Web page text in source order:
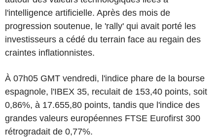
l'intelligence artificielle. Après des mois de
progression soutenue, le 'rally' qui avait porté les
investisseurs a cédé du terrain face au regain des
craintes inflationnistes.
À 07h05 GMT vendredi, l'indice phare de la bourse
espagnole, l'IBEX 35, reculait de 153,40 points, soit
0,86%, à 17.655,80 points, tandis que l'indice des
grandes valeurs européennes FTSE Eurofirst 300
rétrogradait de 0,77%.